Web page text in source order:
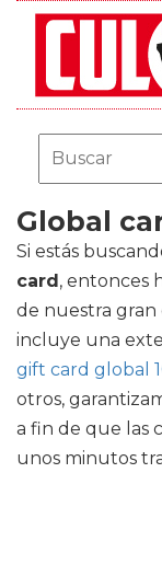
Global
Si estás
card, entonces
de nuestra gran
incluye una
gift card global
otros,
a fin de que las
unos minutos